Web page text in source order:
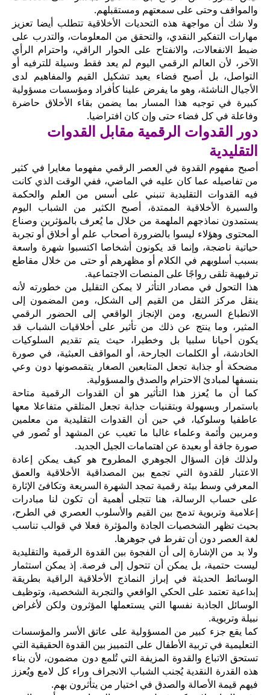
والمواقف وحتى على سمعتهم ومستقبلهم.
ولا شك أن مواجهة هذه التحديات الأخلاقية تتطلب أيضا تعزيز
مهارات التفكير النقدي، والتحقق من المعلومات، والتدرب على
ضبط الانفعالات، والانفتاح على الحوار الراقي، واحترام الرأي
الآخر، لأن العالم الرقمي اليوم لم يعد فقط وسيلة للترفيه أو
التواصل، بل أصبح فضاء يعيد تشكيل القيم والمفاهيم لدى
الأجيال الناشئة، وهو ما يفرض علينا كأفراد ومؤسسات مسؤولية
كبيرة في توجيه هذا المسار بما يضمن بقاء الأخلاق حاضرة
وفاعلة في كل فضاء حتى وإن كان افتراضيا.
دور القدوات الرقمية مقابل القدوات
التقليدية
أصبح مفهوم القدوة في العصر الرقمي مفهوما مغايرا في كثير
من تفاصيله عما كان عليه في الماضي، ففي الوقت الذي كانت
فيه القدوات التقليدية تنبني على أسس من العلم والحكمة
والسيرة الأخلاقية الممتدة، أصبح الكثير من الشباب اليوم
يستمدون نماذجهم الملهمة من خلال ما يُعرف بالمؤثرين وصناع
المحتوى وهؤلاء ليسوا بالضرورة أصحاب علم أو أخلاق أو تجربة
حياتية ناضجة، وإنما قد يكونون أشخاصا اكتسبوا شهرة واسعة
بسبب أسلوبهم في الكلام أو مظهرهم أو حتى من خلال مقاطع
ترفيهية تلقى رواجًا على المنصات الاجتماعية.
هذا التحول في مصادر التأثر لا يمكن التقليل من خطورته لأنه
ينقل مركز الثقل من القيم إلى الشكل، ومن المضمون إلى
الانطباع السريع، ومن الإنجاز الواقعي إلى الحضور الرقمي
المثير، وما ينتج عن ذلك من تأثير على أخلاقيات الشباب قد
يكون أحيانا سلبيا بل وخطيرا، حيث يتم تقديم السلوكيات
الخادشة، أو الكلمات الجارحة، أو المواقف العبثية، في صورة
مضحكة أو جذابة تجعل المتابعين الصغار يتقمصونها دون وعي
بنسفها لمبادئ الاحترام والصدق والمسؤولية.
كما أن ما يُعزز هذا التأثير هو أن القدوات الرقمية متاحة
باستمرار وبسهولة وبتقنيات جذابة تجعل المتلقي متفاعلا معها
عاطفيا وسلوكيا، في حين أن القدوات التقليدية من معلمين
ومربين وأئمة وعلماء غالبا ما تغيب عن المشهد أو تُصور في
صورة جافة أو بعيدة عن اهتمامات الجيل الجديد.
ولذلك فإن السؤال الجوهري المطروح هو كيف يمكن إعادة
الاعتبار للقدوة التي تجمع بين المصداقية الأخلاقية والعمق
المعرفي وسط بيئة رقمية تمجد الشهرة السريعة وتكافئ الإثارة
على حساب الرسالة، هنا تتجلى أهمية أن تكون لنا مبادرات
إعلامية وتربوية تدمج بين القيم والأسلوب العصري في الطرح،
بحيث تظهر الشخصيات الجادة والمؤثرة فعلا في قوالب تناسب
لغة العصر دون أن تفرط في جوهرها.
ولا بد من الإشارة إلى أن الفجوة بين القدوة الرقمية والتقليدية
ليست حتمية، بل يمكن أن تتحول إلى فرصة. إذ يمكن استثمار
الوسائط الحديثة في إبراز النماذج الأخلاقية الراقية بطريقة
إبداعية تعتمد على الحكي الواقعي والتجربة الشخصية، وتوظيف
الوسائل الجاذبة نفسها التي يستعملها المؤثرون ولكن لأغراض
نبيلة وتربوية.
كما يقع جزء كبير من المسؤولية على عاتق الأسر والمؤسسات
التعليمية في تربية الأطفال على التمييز بين القدوة الحقيقية التي
تستحق الاتباع والقدوة المزيفة التي تُلمع دون مضمون، لأن بناء
هذه القدرة النقدية يُجنب الشباب الانجراف وراء كل لامع ويُعزز
فيهم قيمة الأصالة والصدق في اختيار من يتأثرون بهم.